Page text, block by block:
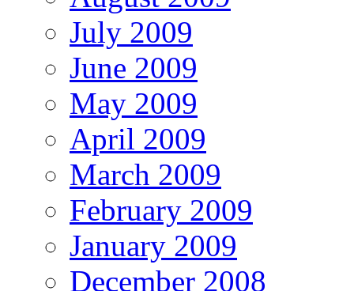
July 2009
June 2009
May 2009
April 2009
March 2009
February 2009
January 2009
December 2008